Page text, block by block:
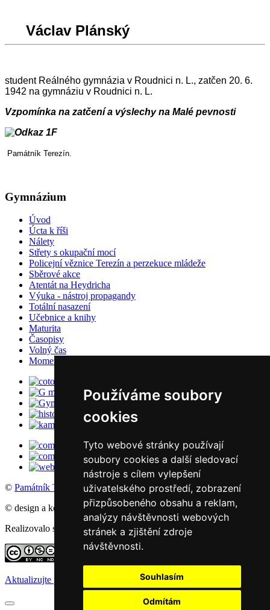
Používáme soubory
cookies
Tyto webové stránky používají
soubory cookies a další sledovací
nástroje s cílem vylepšení
uživatelského prostředí, zobrazení
přizpůsobeného obsahu a reklam,
analýzy návštěvnosti webových
stránek a zjištění zdroje
návštěvnosti.
Souhlasím
Odmítám
Václav Plánský
student Reálného gymnázia v Roudnici n. L., zatčen 20. 6.
1942 na gymnáziu v Roudnici n. L.
Vzpomínka na zatčení a výslechy na Malé pevnosti
Památník Terezín.
Gymnázium
Úvod
Úcta k říši
Nálety
Střety s okupační mocí
Policejní věznice Terezín a perzekuce mládeže
Sběrové akce
Atentát na Heydricha
Výuka - nástroj propagandy
Totální nasazení
Učebnice a knihy
Maturita
Časopisy
Volný čas
Momentky školního života
© Památník Terezín
, 2016
© design a koncept: agemy s.r.o,Studio ThD, 2011
Realizovalo studio:
WebSite21
Aktualizujte předvolby souborů cookie